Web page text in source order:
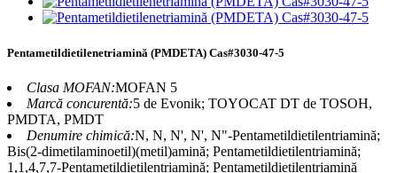
Pentametildietilenetriamină (PMDETA) Cas#3030-47-5
Clasa MOFAN:MOFAN 5
Marcă concurentă:5 de Evonik; TOYOCAT DT de TOSOH,
PMDTA, PMDT
Denumire chimică:N, N, N', N', N"-Pentametildietilentriamină;
Bis(2-dimetilaminoetil)(metil)amină; Pentametildietilentriamină;
1,1,4,7,7-Pentametildietilentriamină; Pentametildietilentriamină